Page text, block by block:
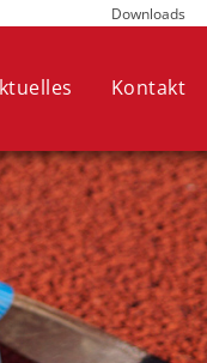
Seite
in den
Downloads
Kontakt